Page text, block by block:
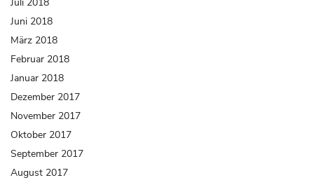
Juni 2018
März 2018
Februar 2018
Januar 2018
Dezember 2017
November 2017
Oktober 2017
September 2017
August 2017